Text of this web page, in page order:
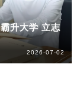
升大学 立志
2026-07-02